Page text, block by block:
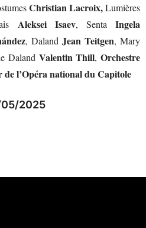
Christian Lacroix,Lumières
Aleksei Isaev, SentaIngela
, Daland Jean Teitgen, Mary
Daland Valentin Thill, Orchestre
l’Opéra national du Capitole
05/2025